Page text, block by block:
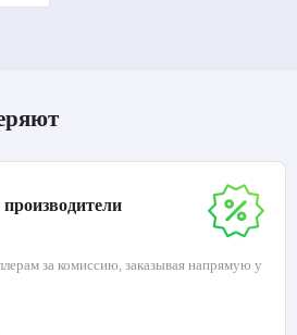
за комиссию, заказывая напрямую у